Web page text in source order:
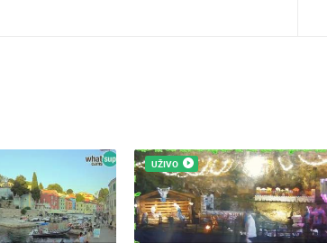
UŽIVO